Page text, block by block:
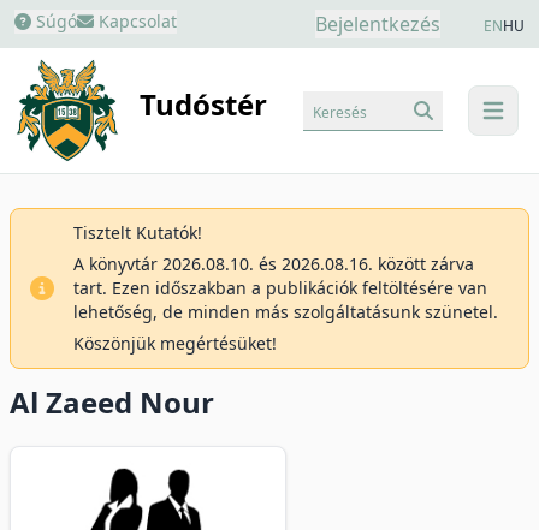
Súgó Kapcsolat Bejelentkezés ENHU
Tudóstér menu
Keresés
Tisztelt Kutatók!
A könyvtár 2026.08.10. és 2026.08.16. között zárva
tart. Ezen időszakban a publikációk feltöltésére van
lehetőség, de minden más szolgáltatásunk szünetel.
Köszönjük megértésüket!
Al Zaeed Nour